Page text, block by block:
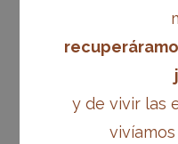
y de vivir las